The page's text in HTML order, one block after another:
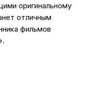
оригинальному
отличным
фильмов